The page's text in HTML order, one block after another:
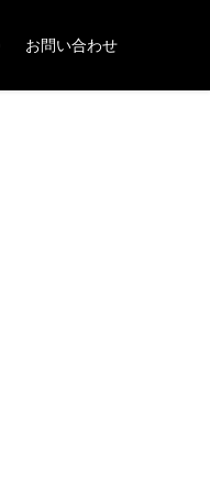
お問い合わせ